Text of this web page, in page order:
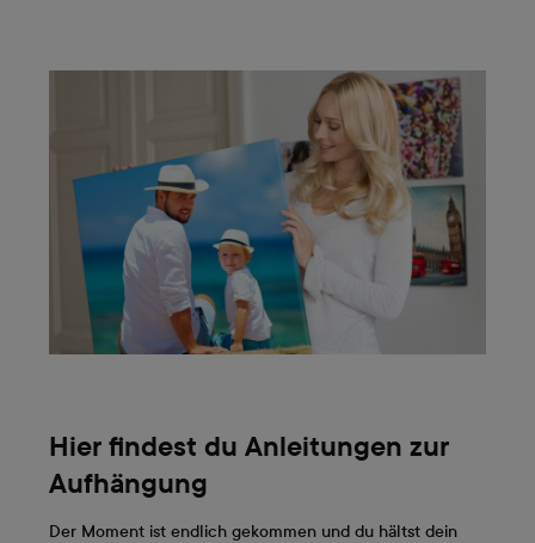
Hier findest du Anleitungen zur
Aufhängung
Der Moment ist endlich gekommen und du hältst dein